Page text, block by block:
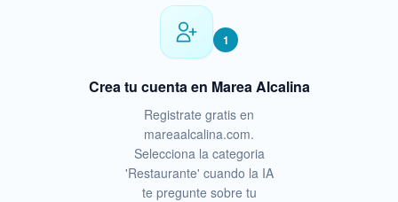
1
Crea tu cuenta en Marea Alcalina
Registrate gratis en
mareaalcalina.com.
Selecciona la categoria
'Restaurante' cuando la IA
te pregunte sobre tu